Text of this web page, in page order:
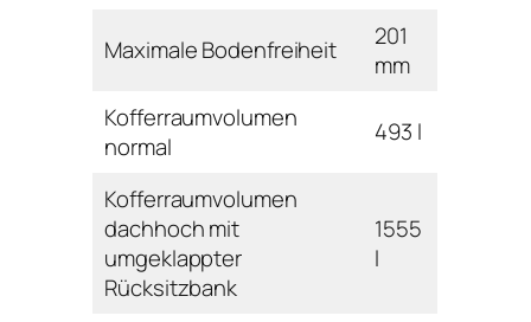
Maximale Bodenfreiheit
201
mm
Kofferraumvolumen
normal
493 l
Kofferraumvolumen
dachhoch mit
umgeklappter
Rücksitzbank
1555
l